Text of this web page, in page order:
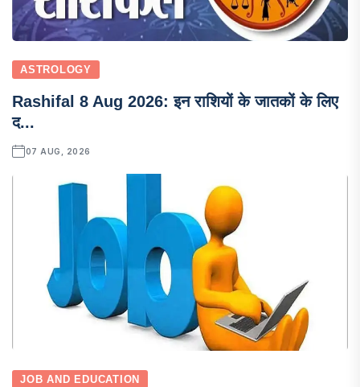
ASTROLOGY
Rashifal 8 Aug 2026: इन राशियों के जातकों के लिए
द...
07 AUG, 2026
JOB AND EDUCATION